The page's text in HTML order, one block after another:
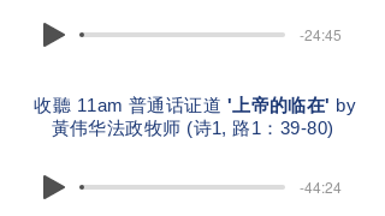
-24:45
收聽 11am 普通话证道 '上帝的临在' by
黃伟华法政牧师 (诗1, 路1：39-80)
-44:24